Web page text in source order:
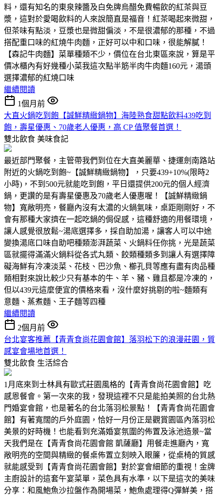
料，還有知名的東泉辣醬及白免牌烏醋免費暢飲的紅茶與豆
漿，這對於愛喝飲料的人來說簡直是福音！紅茶喝起來微甜，
但茶味有點淡，豆漿也是微甜偏淡，不是很濃郁的那種，不過
搭配重口味的紅燒牛肉麵，正好可以中和口味，很能解膩！
【森記牛肉麵】菜單種類不少，價位在台北東區來說，算是平
價冰櫃內有好幾種小菜我這次點半筋半肉牛肉麵160元，湯頭
選擇濃郁的紅燒口味
繼續閱讀
1個月前
大直火鍋吃到飽【誠鮮精緻鍋物】海陸熟食甜點飲料439吃到
飽，壽星優惠、70歲老人優惠，高 CP 值聚餐首選！
雙北飲食 美味食記
最近部門聚餐，主管帶我們到位在大直美麗華、捷運劍南路站
附近的火鍋吃到飽~【誠鮮精緻鍋物】，只要439+10%(限時2
小時)，不到500元就能吃到飽，平日還提供200元的個人經濟
鍋，更讚的是有壽星優惠及70歲老人優惠喔！【誠鮮精緻鍋
物】寬敞明亮，餐廳內沒有太濃的火鍋氣味，桌距剛剛好，不
會有那種大家擠在一起吃鍋的侷促感，這種舒適的用餐環境，
讓人感覺很放鬆~湯底選擇多，採自助加湯，讓客人可以中途
變換湯底口味自助吧種類澎湃蔬菜、火鍋料任你挑，光是蔬菜
區就擺得滿滿火鍋料從各式丸類、餃類種類多到讓人有選擇障
礙海鮮有冷凍淡菜、花枝、巴沙魚、櫛孔貝等應有盡有肉品種
類相對來說比較少只有基本的牛、羊、豬、雞且都是冷凍的，
但以439元這麼便宜的價格來看，沒什麼好挑剔的啦~麵類有
意麵、蒸煮麵、王子麵等四種
繼續閱讀
2個月前
台北宴客推薦【青青食尚花園會館】落羽松下的浪漫莊園，質
感宴會場地首選！
雙北飲食 生活綜合
1月底來到士林具有歐式莊園風格的【青青食尚花園會館】吃
感恩餐會。第一次來的我，發現這裡不只是能拍美照的台北熱
門婚宴會館，也是著名的台北落羽松景點！【青青食尚花園會
館】有著寬闊的戶外庭園，恰好一月份正是觀賞園區內落羽松
美景的好時機！也能看到充滿婚宴氛圍的佈置及泳池造景~當
天我們是在【青青食尚花園會館 凱薩廳】用餐走進廳內，寬
敞明亮的空間與精緻的餐桌佈置立刻映入眼簾，從桌椅的質感
就能感受到【青青食尚花園會館】對於宴會細節的重視！金牌
主廚設計的這套午宴菜單，菜色具有水準，以下是這次的美味
分享：和風鮑魚沙拉盤作為開場菜，鮑魚處理得Q彈鮮美，搭